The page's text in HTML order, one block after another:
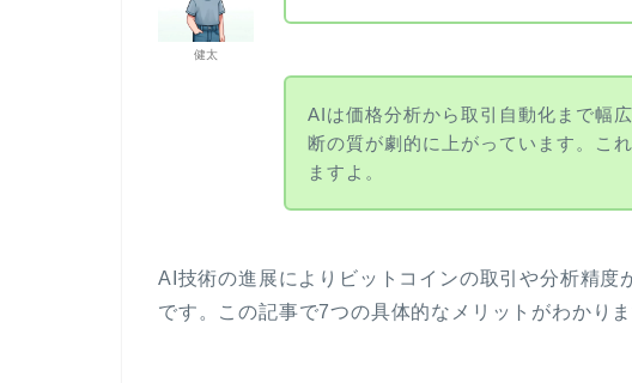
健太
AIは価格分析から取引自動化まで幅
断の質が劇的に上がっています。こ
ますよ。
AI技術の進展によりビットコインの取引や分析精度
です。この記事で7つの具体的なメリットがわかりま